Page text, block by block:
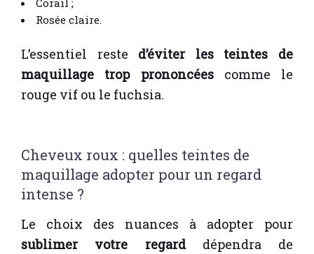
Corail ;
Rosée claire.
L’essentiel reste d’éviter les teintes de
maquillage trop prononcéescomme le
rouge vif ou le fuchsia.
Cheveux roux : quelles teintes de
maquillage adopter pour un regard
intense ?
Le choix des nuances à adopter pour
sublimer votre regarddépendra de